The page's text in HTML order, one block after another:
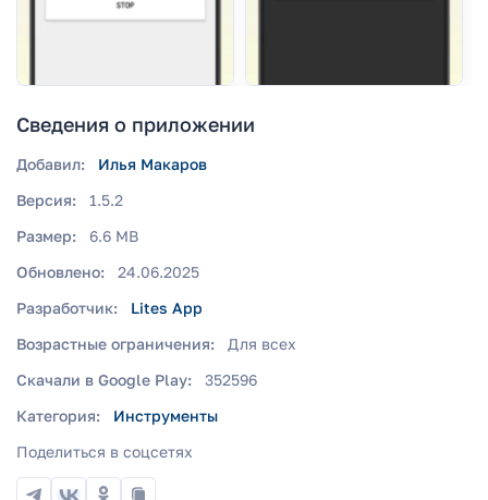
Сведения о приложении
Добавил:
Илья Макаров
Версия:
1.5.2
Размер:
6.6 MB
Обновлено:
24.06.2025
Разработчик:
Lites App
Возрастные ограничения:
Для всех
Скачали в Google Play:
352596
Категория:
Инструменты
Поделиться в соцсетях